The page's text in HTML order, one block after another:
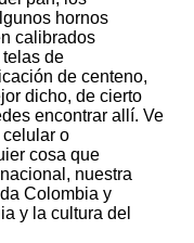
hornos
calibrados
de
de centeno,
dicho, de cierto
encontrar allí. Ve
o
cosa que
nuestra
Colombia y
y la cultura del